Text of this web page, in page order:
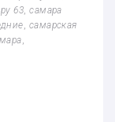
,ру 63 ,самара
самарская